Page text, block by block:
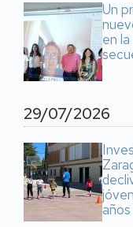
Un
en
29/07/2026
años